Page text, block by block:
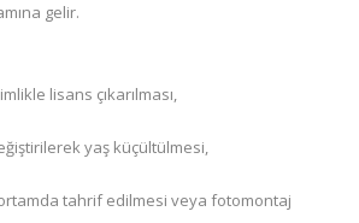
gelir.
lisans çıkarılması,
yaş küçültülmesi,
tahrif edilmesi veya fotomontaj